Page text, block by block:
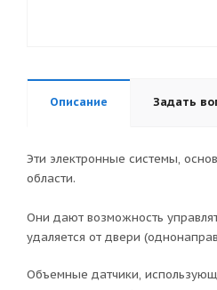
Описание Задать
Эти электронные системы,
области.
Они дают возможность
удаляется от двери
Объемные датчики,